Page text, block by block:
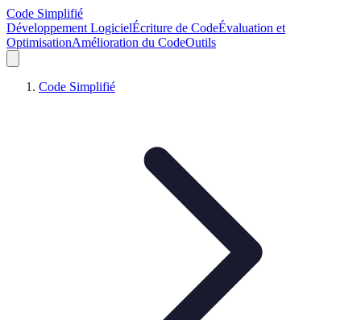
Code Simplifié
Développement LogicielÉcriture de CodeÉvaluation et
OptimisationAmélioration du CodeOutils
Code Simplifié